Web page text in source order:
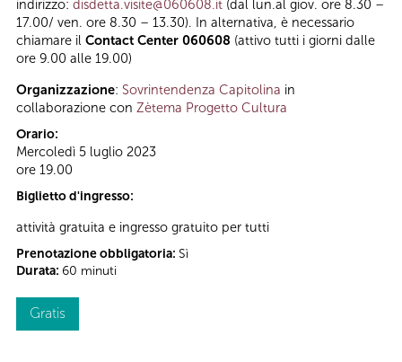
indirizzo: disdetta.visite@060608.it (dal lun.al giov. ore 8.30 –
17.00/ ven. ore 8.30 – 13.30). In alternativa, è necessario
chiamare il Contact Center 060608 (attivo tutti i giorni dalle
ore 9.00 alle 19.00)
Organizzazione: Sovrintendenza Capitolina in
collaborazione con Zètema Progetto Cultura
Orario:
Mercoledì 5 luglio 2023
ore 19.00
Biglietto d'ingresso:
attività gratuita e ingresso gratuito per tutti
Prenotazione obbligatoria: Sì
Durata: 60 minuti
Gratis